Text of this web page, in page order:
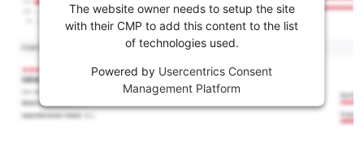
The website owner needs to setup the site
with their CMP to add this content to the list
of technologies used.
Powered by Usercentrics Consent
Management Platform